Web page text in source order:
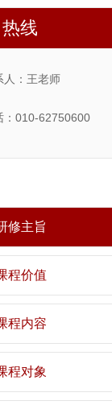
线
人：王老师
：010-62750600
修主旨
程价值
程内容
程对象